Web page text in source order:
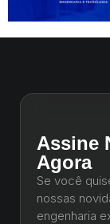
Assine
Agora
Se você
nossas
engenharia